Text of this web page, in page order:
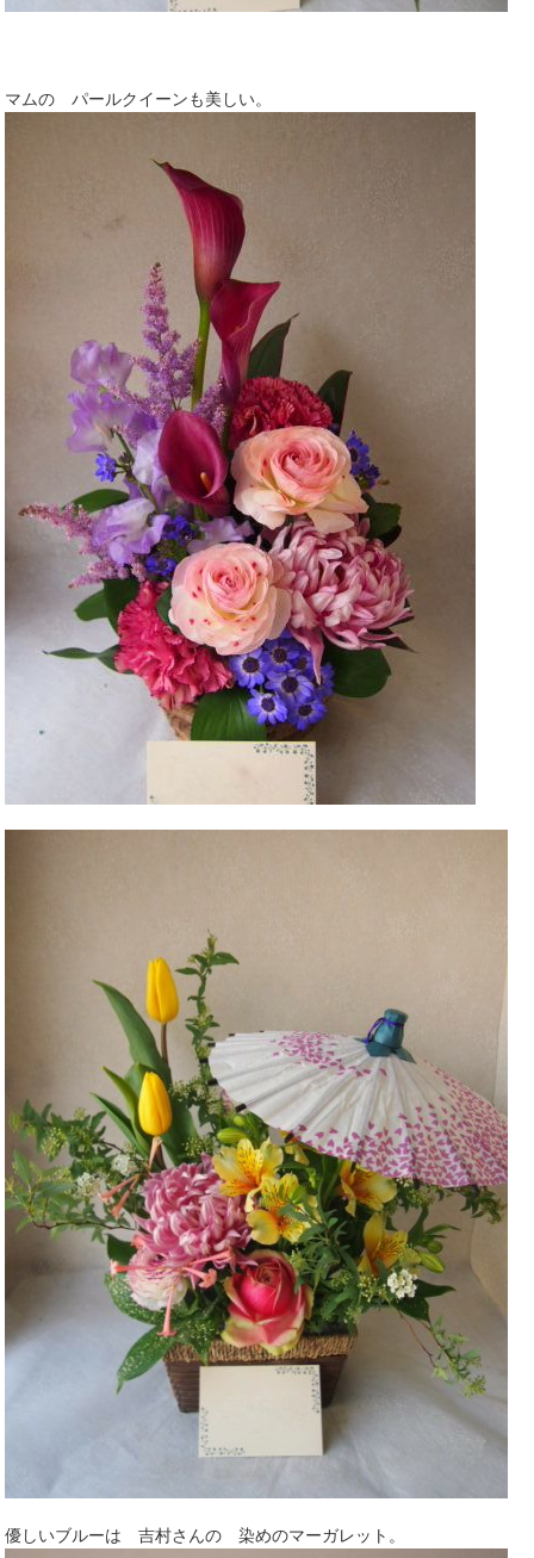
マムの パールクイーンも美しい。
優しいブルーは 吉村さんの 染めのマーガレット。